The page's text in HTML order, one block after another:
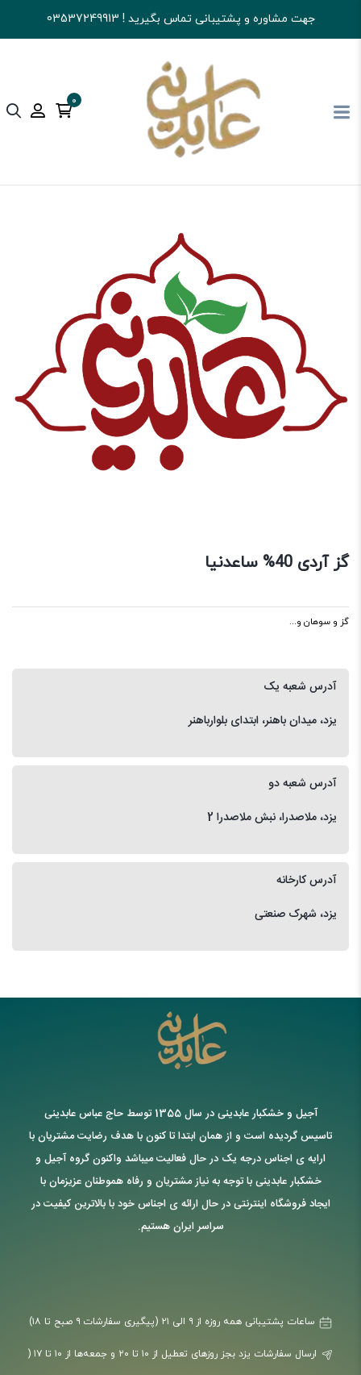
جهت مشاوره و پشتیبانی تماس بگیرید ! 03537249913
0
آجیل و خشکبار عابدینی تنقلات گز و سوهان و...
گز آردی 40% ساعدنیا
گز و سوهان و...
آدرس شعبه یک
یزد، میدان باهنر، ابتدای بلوارباهنر
آدرس شعبه دو
یزد، ملاصدرا، نبش ملاصدرا 2
آدرس کارخانه
یزد، شهرک صنعتی
آجیل و خشکبار عابدینی در سال 1355 توسط حاج عباس عابدینی
تاسیس گردیده است و از همان ابتدا تا کنون با هدف رضایت مشتریان با
ارایه ی اجناس درجه یک در حال فعالیت میباشد واکنون گروه آجیل و
خشکبار عابدینی با توجه به نیاز مشتریان و رفاه هموطنان عزیزمان با
ایجاد فروشگاه اینترنتی در حال ارائه ی اجناس خود با بالاترین کیفیت در
سراسر ایران هستیم.
ارسال سفارشات یزد بجز روزهای تعطیل از ۱۰ تا ۲۰ و جمعه‌ها از ۱۰ تا ۱۷ (